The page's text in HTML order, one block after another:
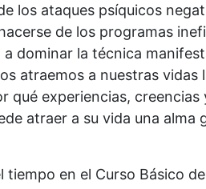
los ataques psíquicos
de los programas
dominar la técnica
atraemos a nuestras vidas
qué experiencias,
atraer a su vida una alma
tiempo en el Curso Básico